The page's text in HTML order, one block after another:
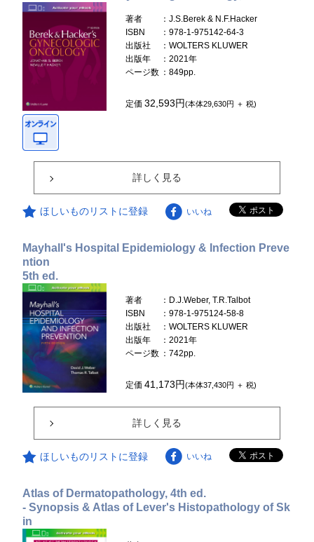
著者
：J.S.Berek & N.F.Hacker
ISBN
：978-1-975142-64-3
出版社
：WOLTERS KLUWER
出版年
：2021年
ページ数 ：849pp.
定価32,593円(本体29,630円 ＋ 税)
詳しく見る
ほしいものリストに登録 いいね
Mayhall's Hospital Epidemiology & Infection Preve
ntion
5th ed.
著者
：D.J.Weber, T.R.Talbot
ISBN
：978-1-975124-58-8
出版社
：WOLTERS KLUWER
出版年
：2021年
ページ数 ：742pp.
定価41,173円(本体37,430円 ＋ 税)
詳しく見る
ほしいものリストに登録 いいね
Atlas of Dermatopathology, 4th ed.
- Synopsis & Atlas of Lever's Histopathology of Sk
in